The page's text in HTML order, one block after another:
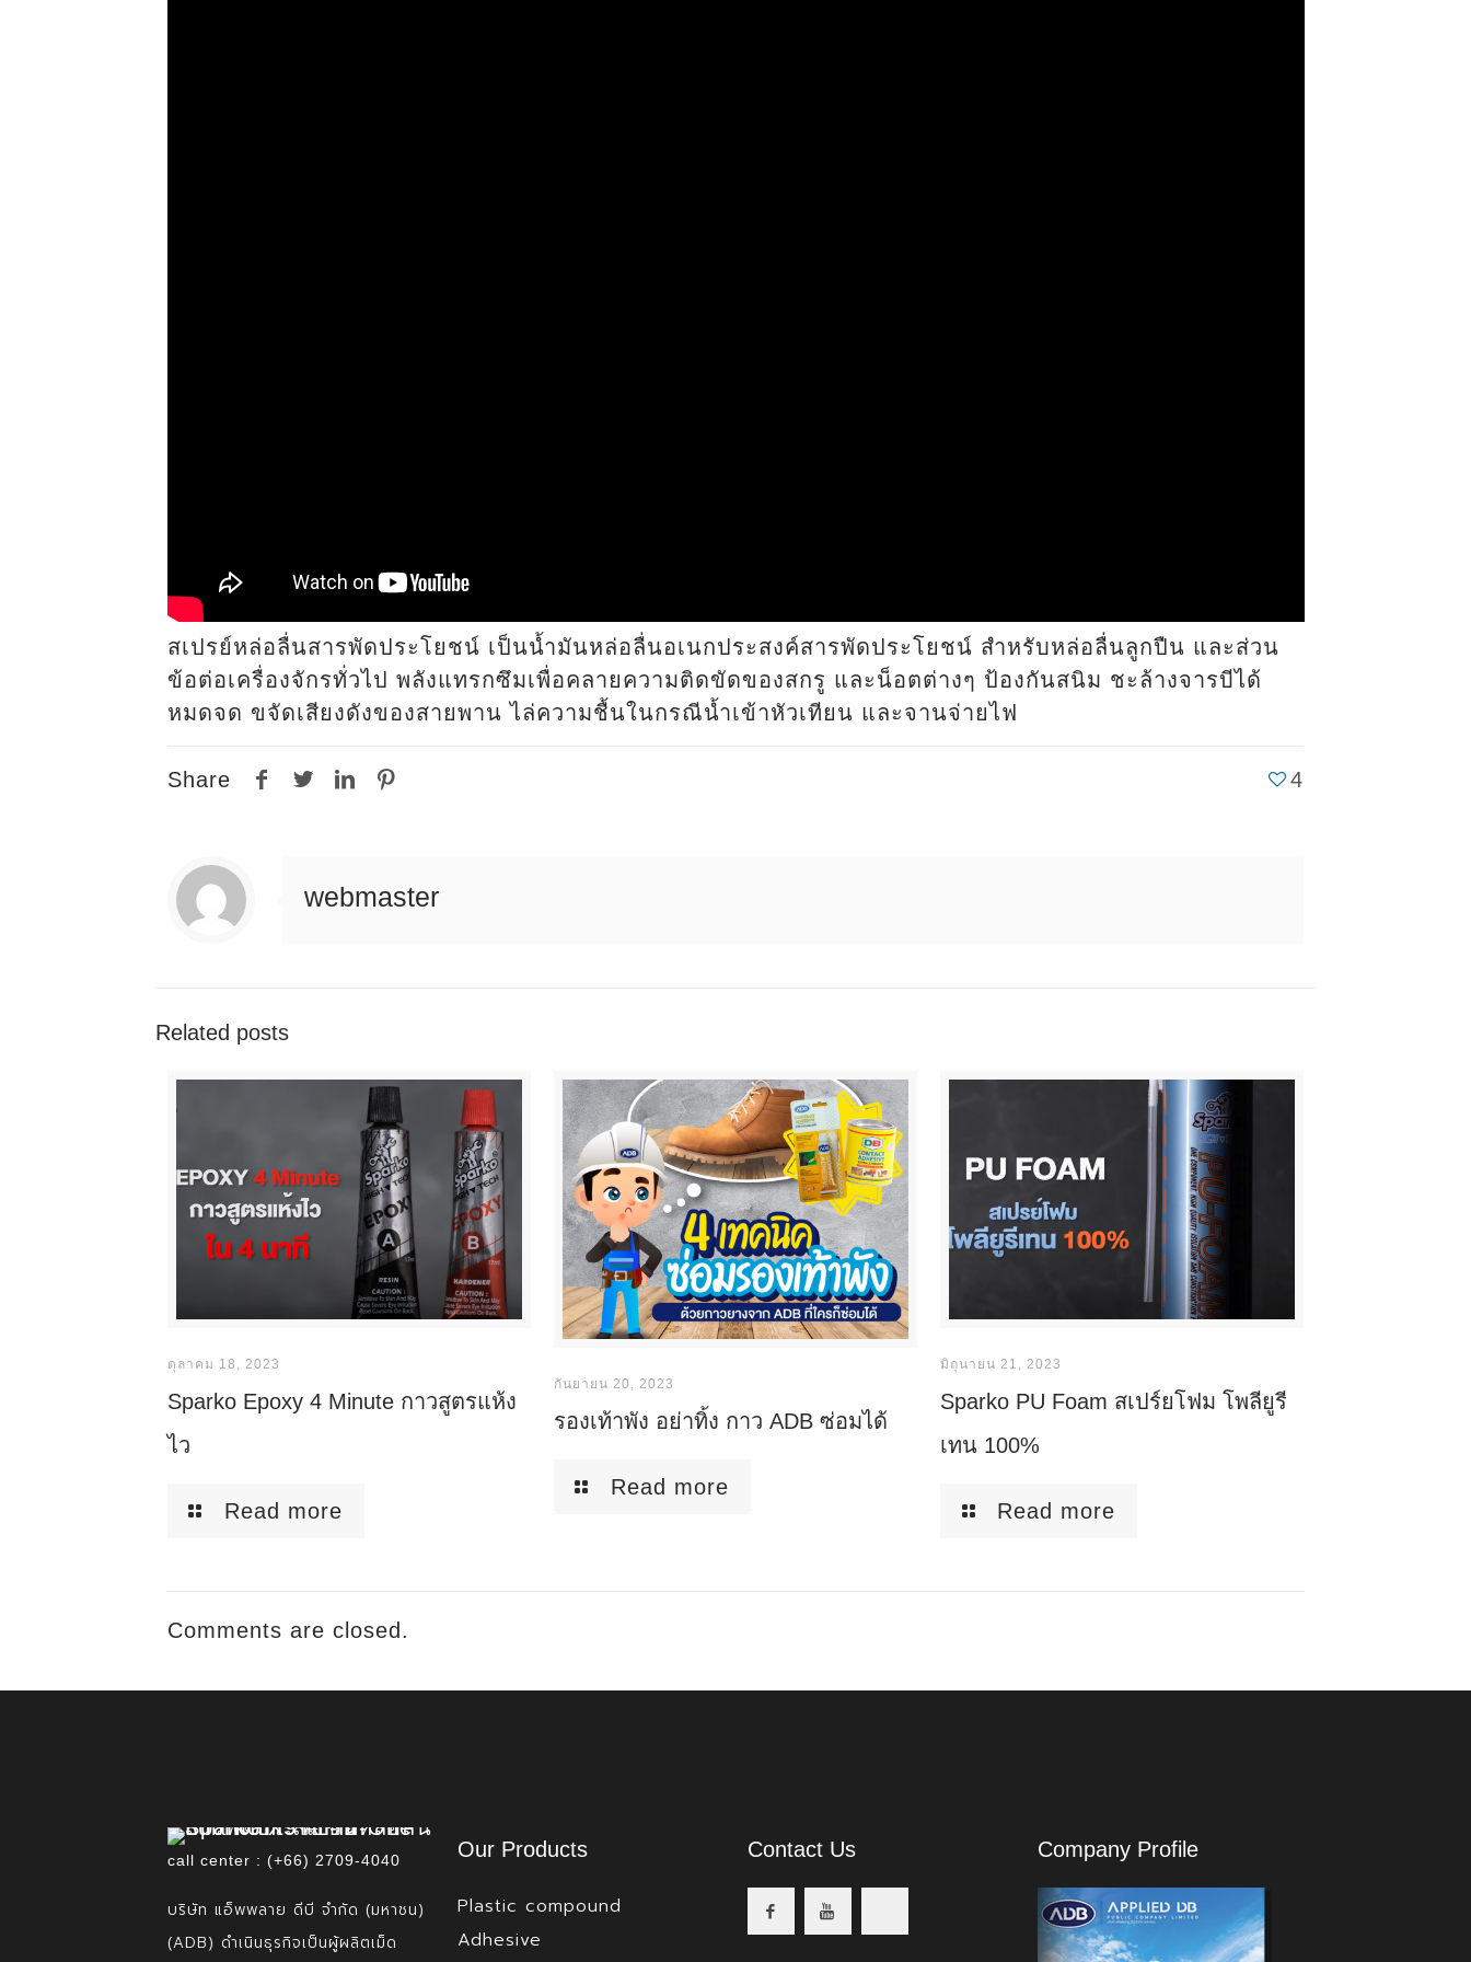
สเปรย์หล่อลื่นสารพัดประโยชน์ เป็นน้ำมันหล่อลื่นอเนกประสงค์สารพัดประโยชน์ สำหรับหล่อลื่นลูกปืน และส่วน
ข้อต่อเครื่องจักรทั่วไป พลังแทรกซึมเพื่อคลายความติดขัดของสกรู และน็อตต่างๆ ป้องกันสนิม ชะล้างจารบีได้
หมดจด ขจัดเสียงดังของสายพาน ไล่ความชื้นในกรณีน้ำเข้าหัวเทียน และจานจ่ายไฟ
Share 4
webmaster
Related posts
ตุลาคม 18, 2023
Sparko Epoxy 4 Minute กาวสูตรแห้ง
ไว
Read more
กันยายน 20, 2023
รองเท้าพัง อย่าทิ้ง กาว ADB ซ่อมได้
Read more
มิถุนายน 21, 2023
Sparko PU Foam สเปร์ยโฟม โพลียูรี
เทน 100%
Read more
Comments are closed.
call center : (+66) 2709-4040
บริษัท แอ็พพลาย ดีบี จำกัด (มหาชน)
(ADB) ดำเนินธุรกิจเป็นผู้ผลิตเม็ด
Our Products
Plastic compound
Adhesive
Contact Us Company Profile